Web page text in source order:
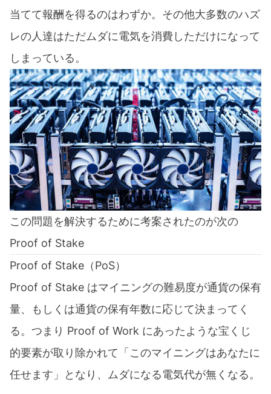
当てて報酬を得るのはわずか。その他大多数のハズ
レの人達はただムダに電気を消費しただけになって
しまっている。
この問題を解決するために考案されたのが次の
Proof of Stake
Proof of Stake（PoS）
Proof of Stake はマイニングの難易度が通貨の保有
量、もしくは通貨の保有年数に応じて決まってく
る。つまり Proof of Work にあったような宝くじ
的要素が取り除かれて「このマイニングはあなたに
任せます」となり、ムダになる電気代が無くなる。